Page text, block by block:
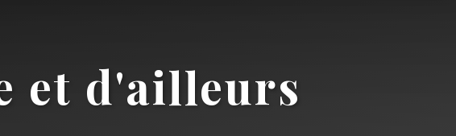
et d'ailleurs